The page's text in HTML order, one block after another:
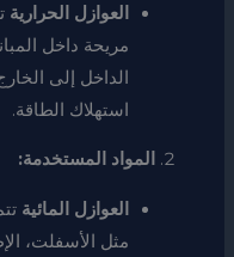
العوازل الحرارية
مريحة داخل
الداخل إلى
استهلاك الطاقة.
المواد المستخدمة:
العوازل المائية
مثل الأسفلت،